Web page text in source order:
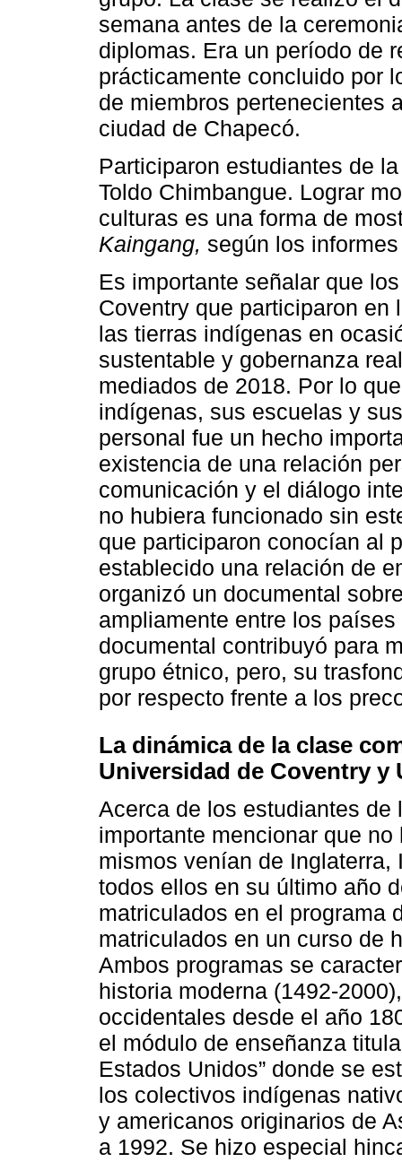
semana antes de la
diplomas. Era un período de
prácticamente concluido por
de miembros pertenecientes
ciudad de Chapecó.
Participaron estudiantes de
Toldo Chimbangue. Lograr
culturas es una forma de
Kaingang, según los
Es importante señalar que
Coventry que participaron
las tierras indígenas en
sustentable y gobernanza
mediados de 2018. Por lo
indígenas, sus escuelas y
personal fue un hecho
existencia de una relación
comunicación y el diálogo
no hubiera funcionado sin
que participaron conocían al
establecido una relación de
organizó un documental
ampliamente entre los
documental contribuyó para
grupo étnico, pero, su
por respecto frente a los
La dinámica de la clase
Universidad de Coventry y
Acerca de los estudiantes
importante mencionar que
mismos venían de
todos ellos en su último año
matriculados en el programa
matriculados en un curso de
Ambos programas se
historia moderna (1492-
occidentales desde el año
el módulo de enseñanza
Estados Unidos” donde se
los colectivos indígenas
y americanos originarios de
a 1992. Se hizo especial